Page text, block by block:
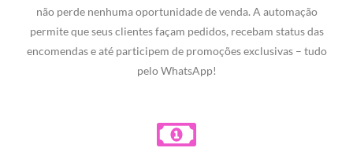
não perde nenhuma oportunidade de venda. A automação
permite que seus clientes façam pedidos, recebam status das
encomendas e até participem de promoções exclusivas – tudo
pelo WhatsApp!